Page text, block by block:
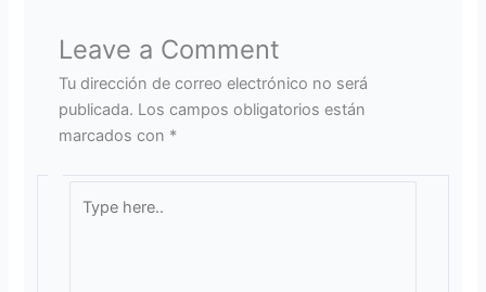
Leave a Comment
Tu dirección de correo electrónico no será
publicada. Los campos obligatorios están
marcados con *
here..